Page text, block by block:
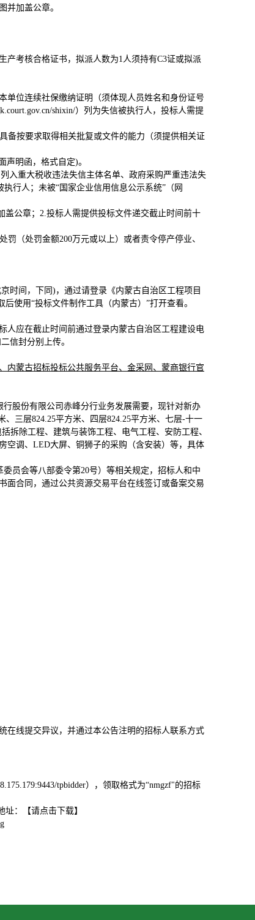
并加盖公章。
产考核合格证书，拟派人数为1人须持有C3证或拟派
位连续社保缴纳证明（须体现人员姓名和身份证号
shixin/）列为失信被执行人，投标人需提
备按要求取得相关批复或文件的能力（须提供相关证
声明函，格式自定)。
入重大税收违法失信主体名单、政府采购严重违法失
行人；未被“国家企业信用信息公示系统”（网
公章；2.投标人需提供投标文件递交截止时间前十
（处罚金额200万元或以上）或者责令停产停业、
京时间，下同)，通过请登录《内蒙古自治区工程项目
后使用“投标文件制作工具（内蒙古）”打开查看。
人应在截止时间前通过登录内蒙古自治区工程建设电
信封分别上传。
内蒙古招标投标公共服务平台、金采网、蒙商银行官
股份有限公司赤峰分行业务发展需要，现针对新办
、三层824.25平方米、四层824.25平方米、七层-十一
拆除工程、建筑与装饰工程、电气工程、安防工程、
空调、LED大屏、铜狮子的采购（含安装）等，具体
员会等八部委令第20号）等相关规定，招标人和中
面合同，通过公共资源交易平台在线签订或备案交易
在线提交异议，并通过本公告注明的招标人联系方式
tpbidder），领取格式为“nmgzf"的招标
：【请点击下载】